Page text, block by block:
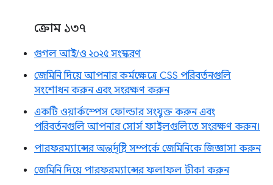
ক্রোম ১৩৭
গুগল আই/ও ২০২৫ সংস্করণ
জেমিনি দিয়ে আপনার কর্মক্ষেত্রে CSS পরিবর্তনগুলি
সংশোধন করুন এবং সংরক্ষণ করুন
একটি ওয়ার্কস্পেস ফোল্ডার সংযুক্ত করুন এবং
পরিবর্তনগুলি আপনার সোর্স ফাইলগুলিতে সংরক্ষণ করুন।
পারফরম্যান্সের অন্তর্দৃষ্টি সম্পর্কে জেমিনিকে জিজ্ঞাসা করুন
জেমিনি দিয়ে পারফরম্যান্সের ফলাফল টীকা করুন